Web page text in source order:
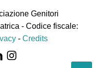
Genitori
- Codice fiscale:
- Credits